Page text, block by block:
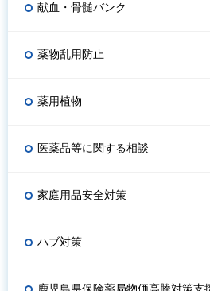
献血・骨髄バンク
薬物乱用防止
薬用植物
医薬品等に関する相談
家庭用品安全対策
ハブ対策